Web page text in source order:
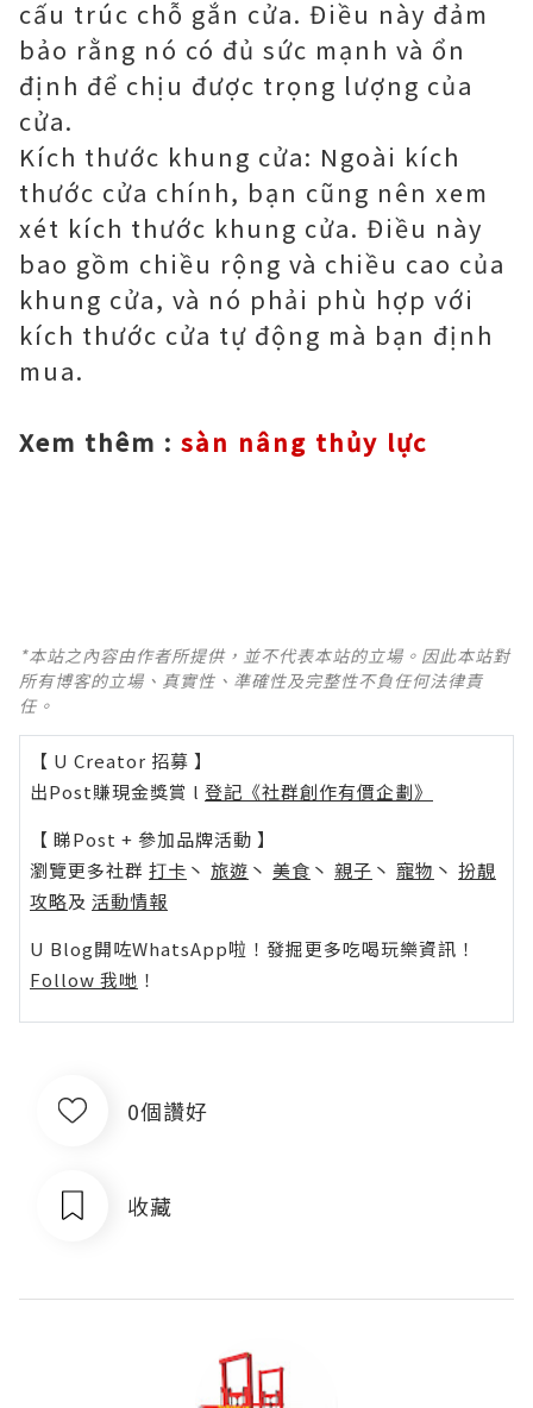
cấu trúc chỗ gắn cửa. Điều này đảm
bảo rằng nó có đủ sức mạnh và ổn
định để chịu được trọng lượng của
cửa.
Kích thước khung cửa: Ngoài kích
thước cửa chính, bạn cũng nên xem
xét kích thước khung cửa. Điều này
bao gồm chiều rộng và chiều cao của
khung cửa, và nó phải phù hợp với
kích thước cửa tự động mà bạn định
mua.
Xem thêm : sàn nâng thủy lực
*本站之內容由作者所提供，並不代表本站的立場。因此本站對
所有博客的立場、真實性、準確性及完整性不負任何法律責
任。
【 U Creator 招募 】
出Post賺現金獎賞 l 登記《社群創作有價企劃》
【 睇Post + 參加品牌活動 】
瀏覽更多社群 打卡 丶 旅遊 丶 美食 丶 親子 丶 寵物 丶 扮靚
攻略及 活動情報
U Blog開咗WhatsApp啦！發掘更多吃喝玩樂資訊！
Follow 我哋 ！
0個讚好
收藏